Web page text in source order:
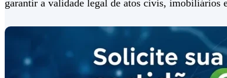
garantir a validade legal de atos civis, imobiliários